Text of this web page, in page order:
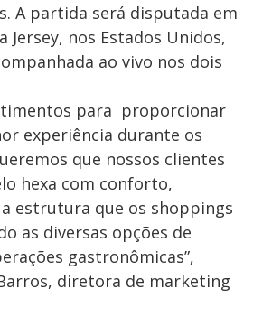
A partida será disputada em
Jersey, nos Estados Unidos,
ao vivo nos dois
para proporcionar
experiência durante os
que nossos clientes
hexa com conforto,
estrutura que os shoppings
as diversas opções de
gastronômicas”,
diretora de marketing